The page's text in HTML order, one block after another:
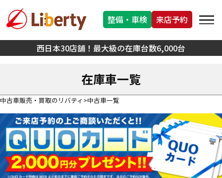
西日本30店舗！最大級の在庫台数6,000台
整備・車検 来店予約
在庫車一覧
中古車販売・買取のリバティ 中古車一覧